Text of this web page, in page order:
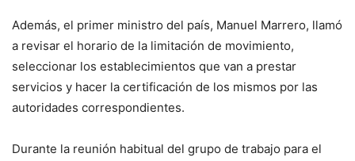
Además, el primer ministro del país, Manuel Marrero, llamó
a revisar el horario de la limitación de movimiento,
seleccionar los establecimientos que van a prestar
servicios y hacer la certificación de los mismos por las
autoridades correspondientes.
Durante la reunión habitual del grupo de trabajo para el